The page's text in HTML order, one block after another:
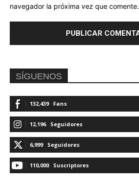
navegador la próxima vez que comente.
SÍGUENOS
132,439 Fans
12,196 Seguidores
6,999 Seguidores
110,000 Suscriptores